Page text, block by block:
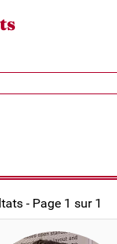
- Page 1 sur 1